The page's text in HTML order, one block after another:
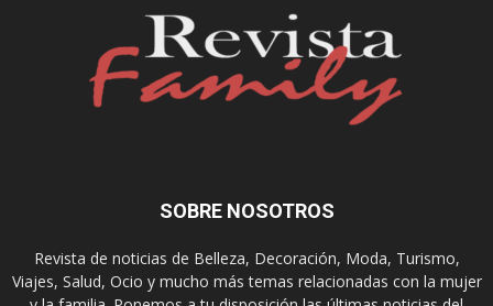
SOBRE NOSOTROS
Revista de noticias de Belleza, Decoración, Moda, Turismo,
Viajes, Salud, Ocio y mucho más temas relacionadas con la mujer